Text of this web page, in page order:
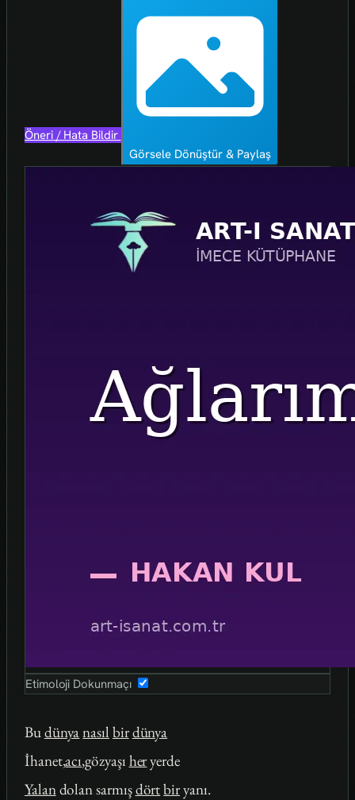
Öneri / Hata Bildir
Görsele Dönüştür & Paylaş
Etimoloji Dokunmaçı
Budünyanasıl birdünya
İhanet,acı,gözyaşı heryerde
Yalandolan sarmışdörtbiryanı.